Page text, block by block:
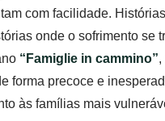
com facilidade.
onde o sofrimento se
“Famiglie in cammino”,
forma precoce e
às famílias mais